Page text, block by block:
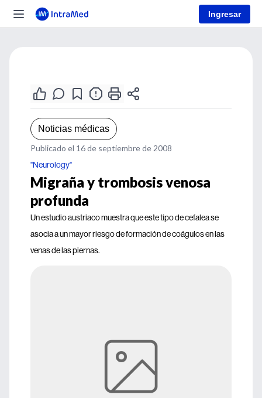
Ingresar
Noticias médicas
Publicado el 16 de septiembre de 2008
"Neurology"
Migraña y trombosis venosa
profunda
Un estudio austriaco muestra que este tipo de cefalea se
asocia a un mayor riesgo de formación de coágulos en las
venas de las piernas.